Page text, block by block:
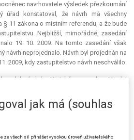
navrhovatele výsledek přezkoumání
úřad konstatoval, že návrh má všechny
§ 11 zákona o místním referendu, a že bude
Nejbližší, mimořádné, zasedání
19. 10. 2009. Na tomto zasedání však
návrh neprojednalo. Návrh byl projednán na
2009, kdy zastupitelstvo návrh neschválilo.
podal návrh ke Krajskému soudu v Hradci
uvedené otázce vyhlásil, a to na 20. března
tak, že na zasedání 4. 11. 2009
neschválilo, neboť dle jeho názoru nejsou v
jak má (souhlas
ze všech sil přinášet vysokou úroveň uživatelského